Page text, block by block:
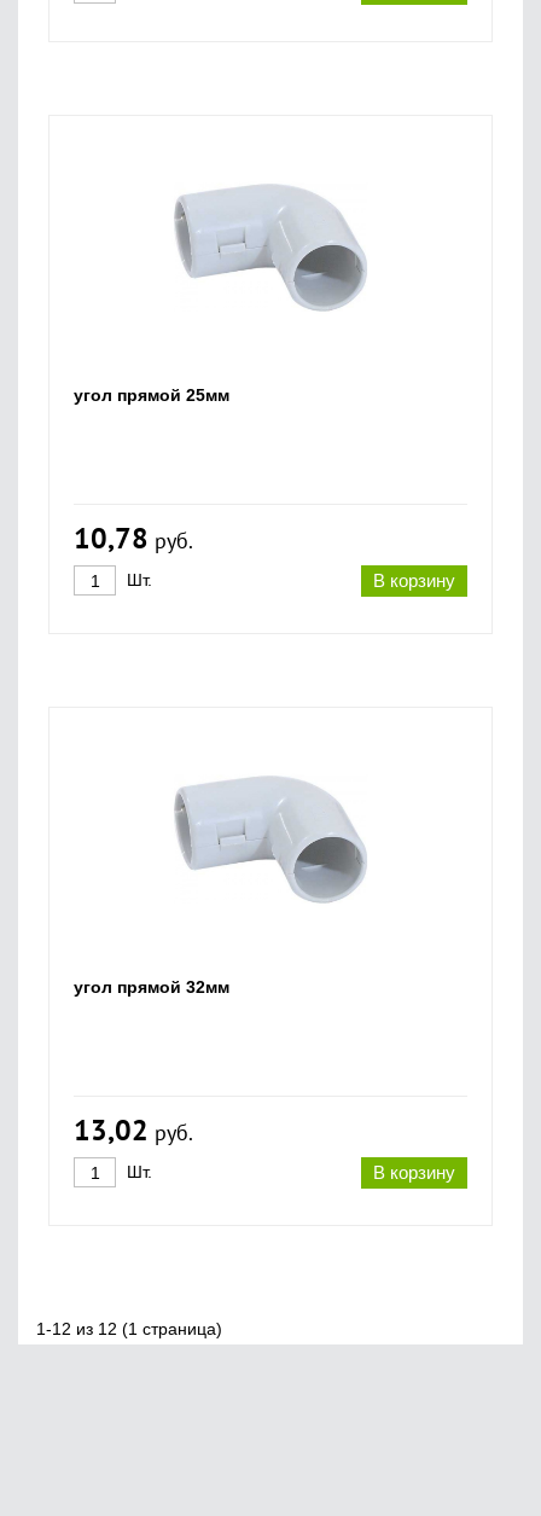
угол прямой 25мм
10,78 руб.
В корзину
Шт.
угол прямой 32мм
13,02 руб.
В корзину
Шт.
1-12 из 12 (1 страница)